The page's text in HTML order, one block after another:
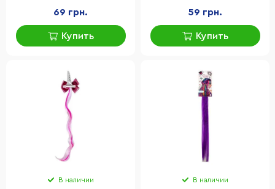
69 грн.
Купить
59 грн.
Купить
В наличии В наличии